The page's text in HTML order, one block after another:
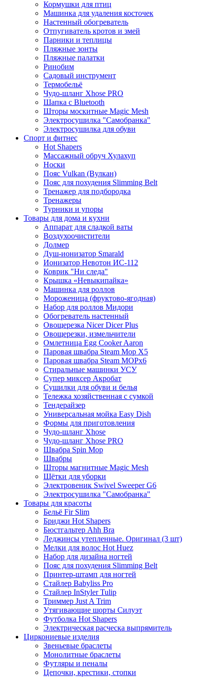
Кормушки для птиц
Машинка для удаления косточек
Настенный обогреватель
Отпугиватель кротов и змей
Парники и теплицы
Пляжные зонты
Пляжные палатки
Ринобим
Садовый инструмент
Термобельё
Чудо-шланг Xhose PRO
Шапка с Bluetooth
Шторы москитные Magic Mesh
Электросушилка "Самобранка"
Электросушилка для обуви
Спорт и фитнес
Hot Shapers
Массажный обруч Хулахуп
Носки
Пояс Vulkan (Вулкан)
Пояс для похудения Slimming Belt
Тренажер для подбородка
Тренажеры
Турники и упоры
Товары для дома и кухни
Аппарат для сладкой ваты
Воздухоочистители
Долмер
Душ-ионизатор Smarald
Ионизатор Невотон ИС-112
Коврик "Ни следа"
Крышка «Невыкипайка»
Машинка для роллов
Мороженица (фруктово-ягодная)
Набор для роллов Мидори
Обогреватель настенный
Овощерезка Nicer Dicer Plus
Овощерезки, измельчители
Омлетница Egg Сooker Aaron
Паровая швабра Steam Mop X5
Паровая швабра Steam MOPх6
Стиральные машинки УСУ
Супер миксер Акробат
Сушилки для обуви и белья
Тележка хозяйственная с сумкой
Тендерайзер
Универсальная мойка Easy Dish
Формы для приготовления
Чудо-шланг Xhose
Чудо-шланг Xhose PRO
Швабра Spin Mop
Швабры
Шторы магнитные Magic Mesh
Щётки для уборки
Электровеник Swivel Sweeper G6
Электросушилка "Самобранка"
Товары для красоты
Бельё Fir Slim
Бриджи Hot Shapers
Бюстгальтер Ahh Bra
Леджинсы утепленные. Оригинал (3 шт)
Мелки для волос Hot Huez
Набор для дизайна ногтей
Пояс для похудения Slimming Belt
Принтер-штамп для ногтей
Стайлер Babyliss Pro
Стайлер InStyler Tulip
Триммер Just A Trim
Утягивающие шорты Силуэт
Футболка Hot Shapers
Электрическая расческа выпрямитель
Циркониевые изделия
Звеньевые браслеты
Монолитные браслеты
Футляры и пеналы
Цепочки, крестики, стопки